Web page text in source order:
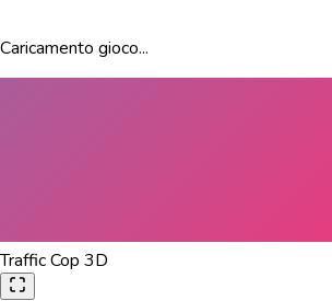
Caricamento gioco...
Traffic Cop 3D